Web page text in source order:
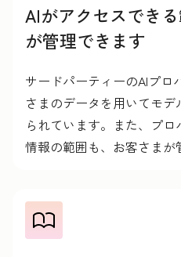
AIがアクセスでき
が管理できます
サードパーティーのAIプロ
さまのデータを用いてモ
られています。また、プ
情報の範囲も、お客さまが